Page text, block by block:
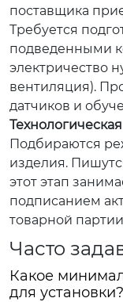
поставщика
Требуется
подведенными
электричество
вентиляция).
датчиков и
Подбираются
изделия.
этот этап
подписанием
товарной
Часто
Какое
для установки?